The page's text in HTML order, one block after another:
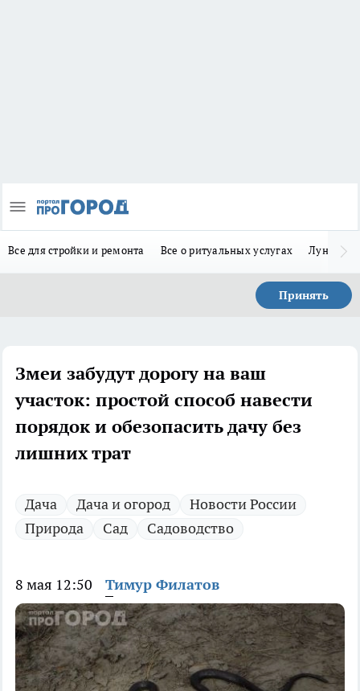
Все для стройки и ремонта Все о ритуальных услугах Лунно-
Принять
Змеи забудут дорогу на ваш
участок: простой способ навести
порядок и обезопасить дачу без
лишних трат
Дача Дача и огород
Новости России
Природа
Сад Садоводство
8 мая 12:50 Тимур Филатов